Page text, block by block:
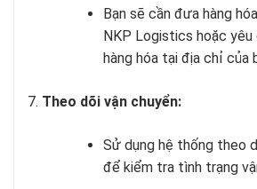
Bạn sẽ cần đưa hàng
NKP Logistics hoặc
hàng hóa tại địa chỉ của
Theo dõi vận chuyển:
Sử dụng hệ thống theo
để kiểm tra tình trạng